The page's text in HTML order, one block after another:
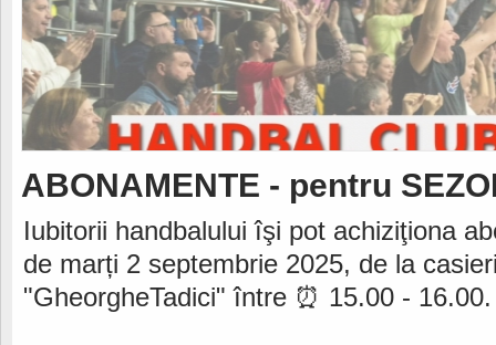
ABONAMENTE - pentru
Iubitorii handbalului îşi pot achiziţiona
de marți 2 septembrie 2025, de la
"GheorgheTadici" între ⏰️ 15.00 - 16.00.